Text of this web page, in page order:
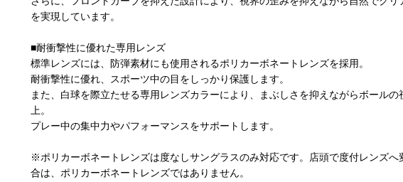
を実現しています。
■耐衝撃性に優れた専用レンズ
標準レンズには、防弾素材にも使用されるポリカーボネートレンズを採用。
耐衝撃性に優れ、スポーツ中の目をしっかり保護します。
また、白球を際立たせる専用レンズカラーにより、まぶしさを抑えながらボールの
上。
プレー中の集中力やパフォーマンスをサポートします。
※ポリカーボネートレンズは度なしサングラスのみ対応です。店頭で度付レンズへ
合は、ポリカーボネートレンズではありません。